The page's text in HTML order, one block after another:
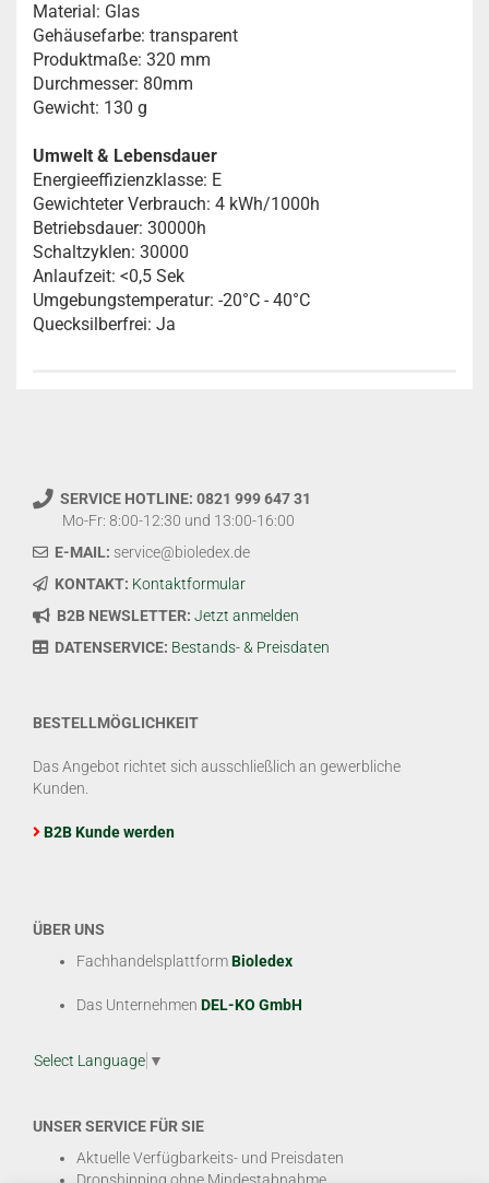
Material: Glas
Gehäusefarbe: transparent
Produktmaße: 320 mm
Durchmesser: 80mm
Gewicht: 130 g
Umwelt & Lebensdauer
Energieeffizienzklasse: E
Gewichteter Verbrauch: 4 kWh/1000h
Betriebsdauer: 30000h
Schaltzyklen: 30000
Anlaufzeit: <0,5 Sek
Umgebungstemperatur: -20°C - 40°C
Quecksilberfrei: Ja
SERVICE HOTLINE: 0821 999 647 31
Mo-Fr: 8:00-12:30 und 13:00-16:00
E-MAIL: service@bioledex.de
KONTAKT: Kontaktformular
B2B NEWSLETTER: Jetzt anmelden
DATENSERVICE: Bestands- & Preisdaten
BESTELLMÖGLICHKEIT
Das Angebot richtet sich ausschließlich an gewerbliche
Kunden.
B2B Kunde werden
ÜBER UNS
FachhandelsplattformBioledex
Das Unternehmen DEL-KO GmbH
Select Language ▼
UNSER SERVICE FÜR SIE
Aktuelle Verfügbarkeits- und Preisdaten
Dropshipping ohne Mindestabnahme